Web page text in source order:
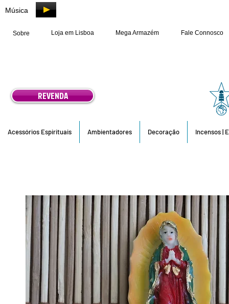
Música
Sobre Loja em Lisboa Mega Armazém Fale Connosco
REVENDA
Acessórios Espirituais Ambientadores Decoração Incensos |